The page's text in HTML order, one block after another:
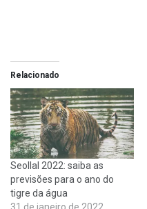
Relacionado
Seollal 2022: saiba as
previsões para o ano do
tigre da água